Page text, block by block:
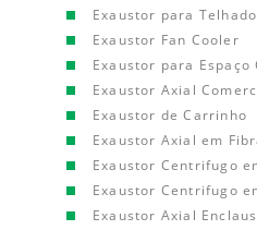
Exaustor para Telhado
Exaustor Fan Cooler
Exaustor para Espaço
Exaustor Axial
Exaustor de Carrinho
Exaustor Axial em
Exaustor Centrifugo
Exaustor Centrifugo
Exaustor Axial